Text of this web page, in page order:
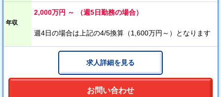
年収
2,000万円 ～ （週5日勤務の場合）
週4日の場合は上記の4/5換算（1,600万円～）となります
求人詳細を見る
お問い合わせ